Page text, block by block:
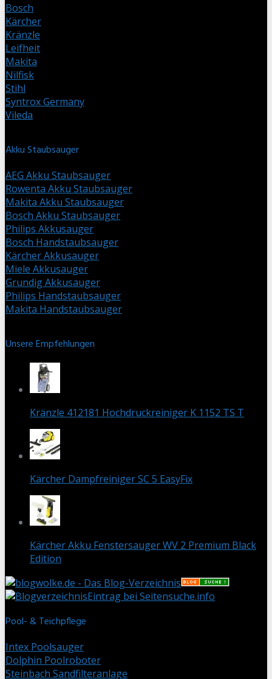
Bosch
Kärcher
Kränzle
Leifheit
Makita
Nilfisk
Stihl
Syntrox Germany
Vileda
Akku Staubsauger
AEG Akku Staubsauger
Rowenta Akku Staubsauger
Makita Akku Staubsauger
Bosch Akku Staubsauger
Philips Akkusauger
Bosch Handstaubsauger
Kärcher Akkusauger
Miele Akkusauger
Grundig Akkusauger
Philips Handstaubsauger
Makita Handstaubsauger
Unsere Empfehlungen
Kränzle 412181 Hochdruckreiniger K 1152 TS T
Kärcher Dampfreiniger SC 5 EasyFix
Kärcher Akku Fenstersauger WV 2 Premium Black
Edition
Eintrag bei Seitensuche.info
Pool- & Teichpflege
Intex Poolsauger
Dolphin Poolroboter
Steinbach Sandfilteranlage